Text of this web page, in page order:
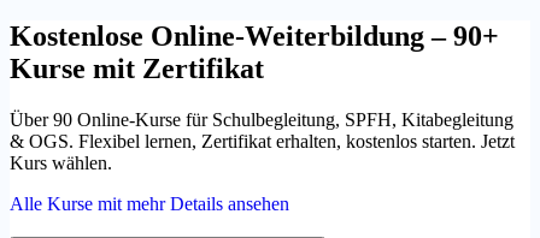
Kostenlose Online-Weiterbildung – 90+
Kurse mit Zertifikat
Über 90 Online-Kurse für Schulbegleitung, SPFH, Kitabegleitung
& OGS. Flexibel lernen, Zertifikat erhalten, kostenlos starten. Jetzt
Kurs wählen.
Alle Kurse mit mehr Details ansehen